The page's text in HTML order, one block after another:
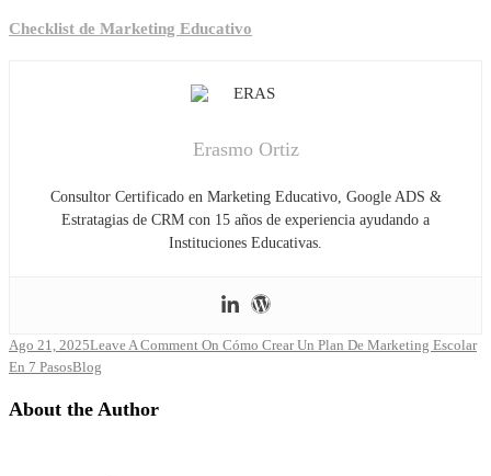
Checklist de Marketing Educativo
Erasmo Ortiz
Consultor Certificado en Marketing Educativo, Google ADS &
Estratagias de CRM con 15 años de experiencia ayudando a
Instituciones Educativas.
Ago 21, 2025Leave A Comment On Cómo Crear Un Plan De Marketing Escolar
En 7 PasosBlog
About the Author